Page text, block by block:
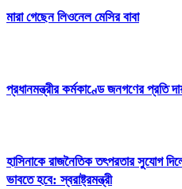
মারা গেছেন লিওনেল মেসির বাবা
প্রধানমন্ত্রীর কর্মকাণ্ডে জনগণের প্রতি
হাসিনাকে রাজনৈতিক তৎপরতার সুযোগ
ভাবতে হবে: স্বরাষ্ট্রমন্ত্রী